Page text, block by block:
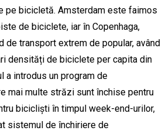
pe bicicletă. Amsterdam este faimos
de biciclete, iar în Copenhaga,
de transport extrem de popular, având
densități de biciclete per capita din
a introdus un program de
mai multe străzi sunt închise pentru
bicicliști în timpul week-end-urilor,
sistemul de închiriere de